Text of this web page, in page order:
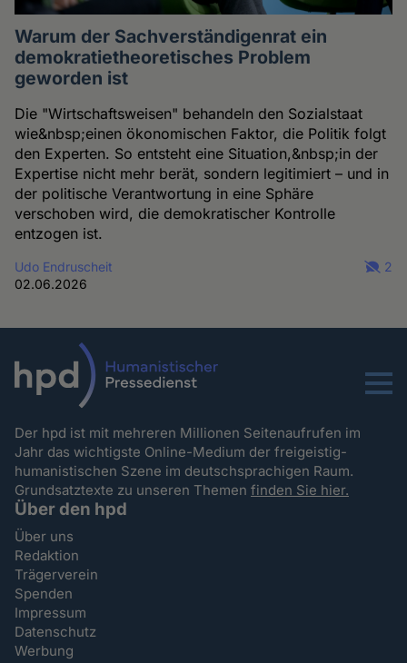
Warum der Sachverständigenrat ein
demokratietheoretisches Problem
geworden ist
Die "Wirtschaftsweisen" behandeln den Sozialstaat
wie&nbsp;einen ökonomischen Faktor, die Politik folgt
den Experten. So entsteht eine Situation,&nbsp;in der
Expertise nicht mehr berät, sondern legitimiert – und in
der politische Verantwortung in eine Sphäre
verschoben wird, die demokratischer Kontrolle
entzogen ist.
Udo Endruscheit
02.06.2026
2
Menu
Der hpd ist mit mehreren Millionen Seitenaufrufen im
Jahr das wichtigste Online-Medium der freigeistig-
humanistischen Szene im deutschsprachigen Raum.
Grundsatztexte zu unseren Themenfinden Sie hier.
Über den hpd
Über uns
Redaktion
Trägerverein
Spenden
Impressum
Datenschutz
Werbung